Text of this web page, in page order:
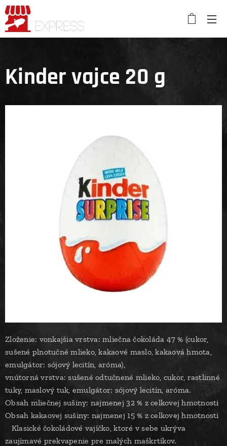
Kinder vajce 20 g
Zloženie: vonkajšia vrstva: mliečna čokoláda 47 % (cukor,
sušené plnotučné mlieko, kakaové maslo, kakaová hmota,
emulgátor: sójový lecitín, aróma),
vnútorná vrstva: sušené odtučnené mlieko, cukor, rastlinné
tuky, maslový tuk, emulgátor: sójový lecitín, aróma.
Obsah mliečnej sušiny: najmenej 32 % z celkovej hmotnosti
Obsah kakaovej sušiny: najmenej 15 % z celkovej hmotnosti
Klasické čokoládové vajíčko, ktoré v sebe ukrýva
zaujímavé prekvapenie pre malých maškrtíkov.